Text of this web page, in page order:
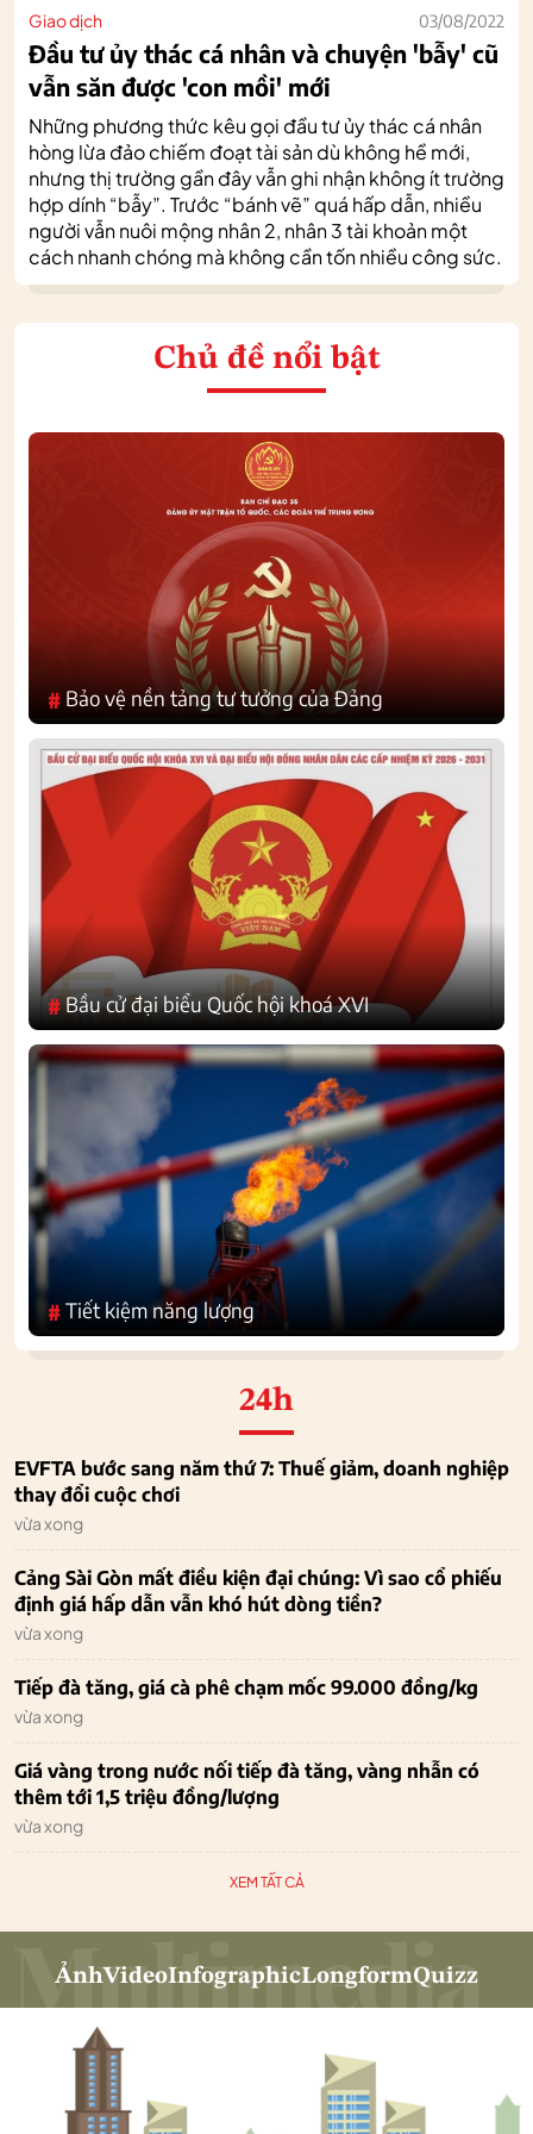
Giao dịch 03/08/2022
Đầu tư ủy thác cá nhân và chuyện 'bẫy' cũ
vẫn săn được 'con mồi' mới
Những phương thức kêu gọi đầu tư ủy thác cá nhân
hòng lừa đảo chiếm đoạt tài sản dù không hề mới,
nhưng thị trường gần đây vẫn ghi nhận không ít trường
hợp dính “bẫy”. Trước “bánh vẽ” quá hấp dẫn, nhiều
người vẫn nuôi mộng nhân 2, nhân 3 tài khoản một
cách nhanh chóng mà không cần tốn nhiều công sức.
Chủ đề nổi bật
# Bảo vệ nền tảng tư tưởng của Đảng
#Bầu cử đại biểu Quốc hội khoá XVI
#Tiết kiệm năng lượng
24h
EVFTA bước sang năm thứ 7: Thuế giảm, doanh nghiệp
thay đổi cuộc chơi
vừa xong
Cảng Sài Gòn mất điều kiện đại chúng: Vì sao cổ phiếu
định giá hấp dẫn vẫn khó hút dòng tiền?
vừa xong
Tiếp đà tăng, giá cà phê chạm mốc 99.000 đồng/kg
vừa xong
Giá vàng trong nước nối tiếp đà tăng, vàng nhẫn có
thêm tới 1,5 triệu đồng/lượng
vừa xong
XEM TẤT CẢ
ẢnhVideoInfographicLongformQuizz